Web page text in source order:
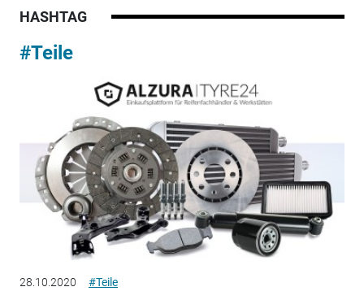
HASHTAG
#Teile
28.10.2020 #Teile